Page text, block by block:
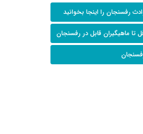
رفسنجان را اینجا بخوانید
تا ماهیگیران قابل در رفسنجان